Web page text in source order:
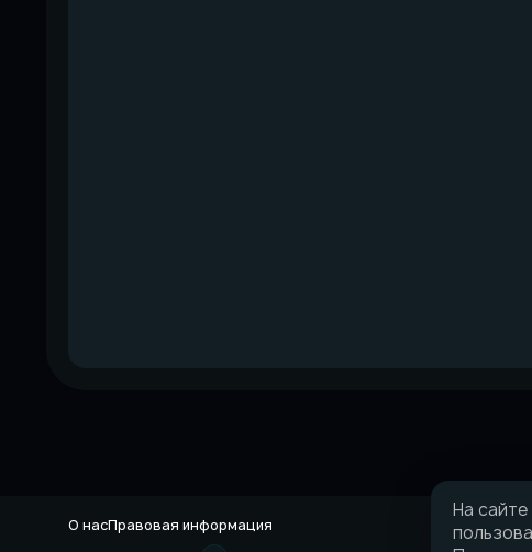
О насПравовая информация
На